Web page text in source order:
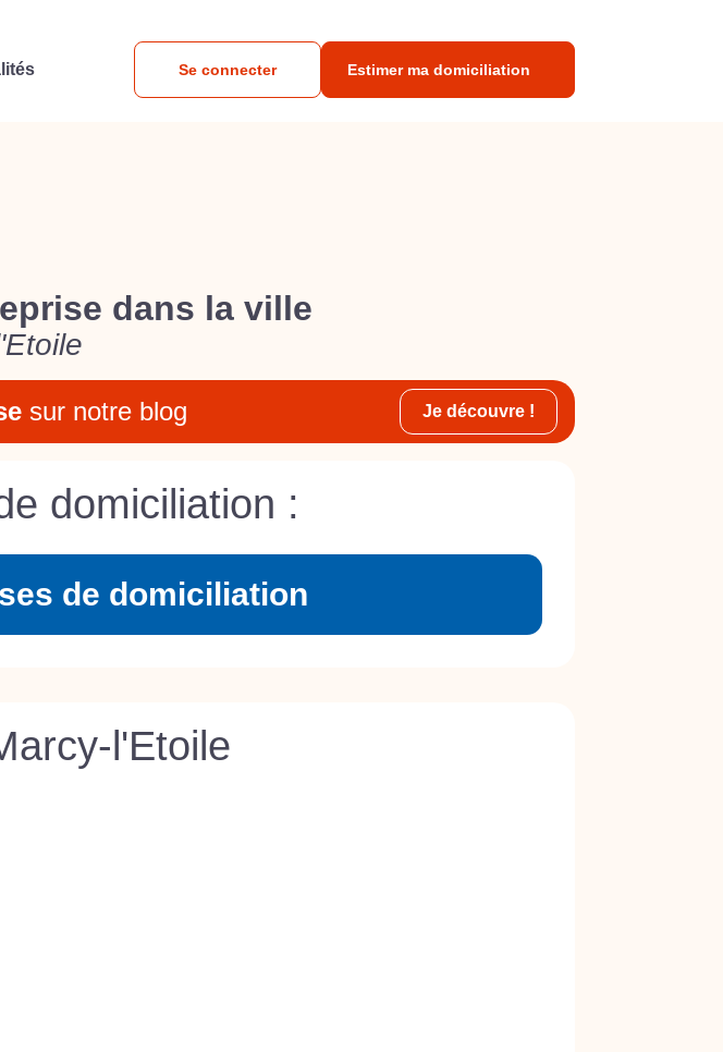
Se connecter Estimer ma domiciliation
dans la ville
sur notre blog Je découvre !
domiciliation :
de domiciliation
l'Etoile